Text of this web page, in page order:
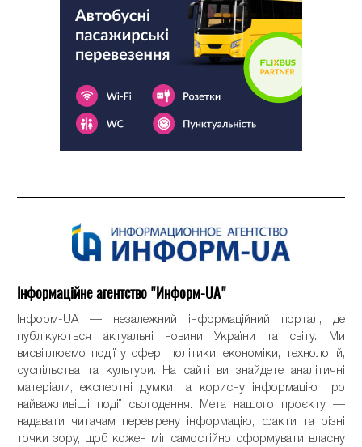
Інформаційне агентство "Информ-UA"
Інформ-UA — незалежний інформаційний портал, де
публікуються актуальні новини України та світу. Ми
висвітлюємо події у сфері політики, економіки, технологій,
суспільства та культури. На сайті ви знайдете аналітичні
матеріали, експертні думки та корисну інформацію про
найважливіші події сьогодення. Мета нашого проєкту —
надавати читачам перевірену інформацію, факти та різні
точки зору, щоб кожен міг самостійно сформувати власну